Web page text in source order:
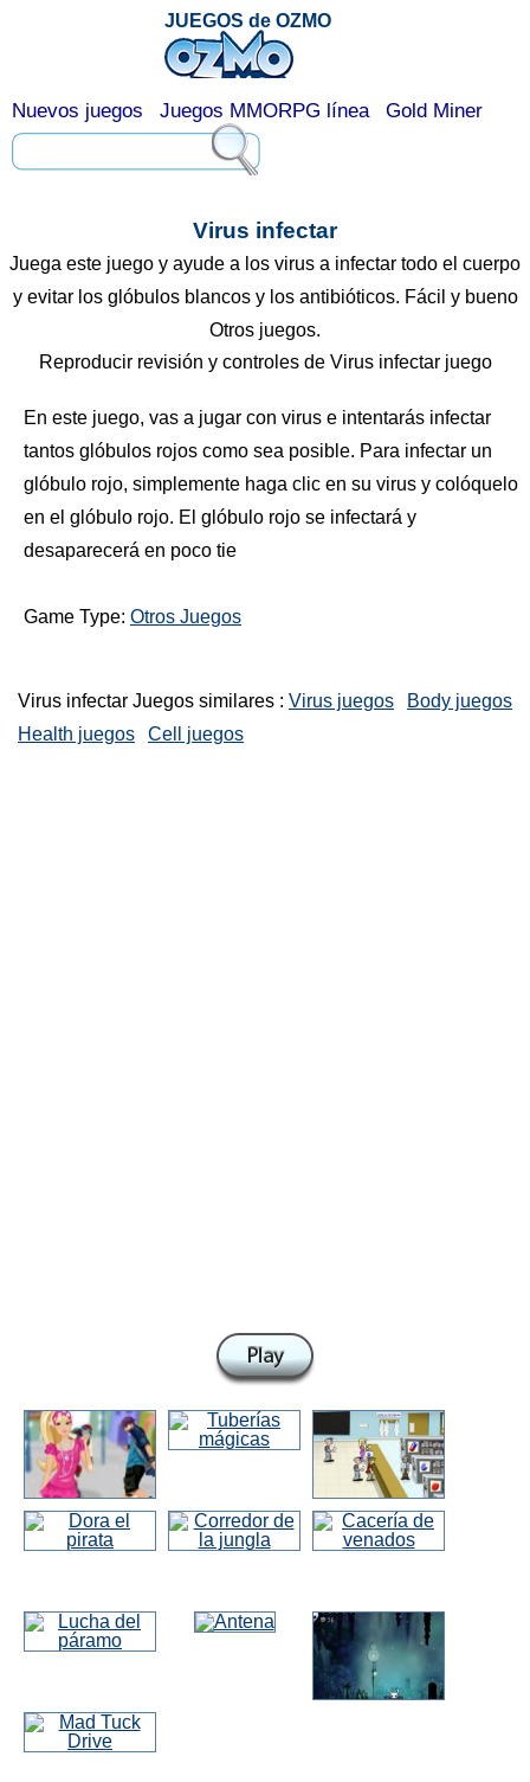
Virus infectar
Juega este juego y ayude a los virus a infectar todo el cuerpo
y evitar los glóbulos blancos y los antibióticos. Fácil y bueno
Otros juegos.
Reproducir revisión y controles de Virus infectar juego
En este juego, vas a jugar con virus e intentarás infectar
tantos glóbulos rojos como sea posible. Para infectar un
glóbulo rojo, simplemente haga clic en su virus y colóquelo
en el glóbulo rojo. El glóbulo rojo se infectará y
desaparecerá en poco tie
Game Type: Otros Juegos
Virus infectar Juegos similares : Virus juegos
Body juegos
Health juegos
Cell juegos
JUEGOS de OZMO
Nuevos juegos Juegos MMORPG línea Gold Miner